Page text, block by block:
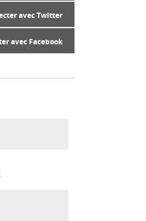
avec Twitter
avec Facebook